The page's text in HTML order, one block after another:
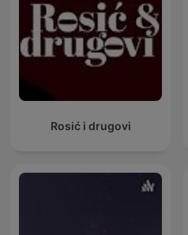
Rosić i drugovi